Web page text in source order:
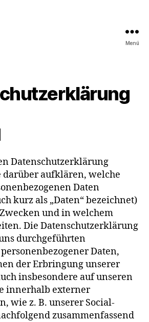
Menü
Datenschutzerklärung
darüber aufklären, welche
Daten
kurz als „Daten“ bezeichnet)
und in welchem
Die Datenschutzerklärung
durchgeführten
Daten,
der Erbringung unserer
insbesondere auf unseren
innerhalb externer
wie z. B. unserer Social-
zusammenfassend